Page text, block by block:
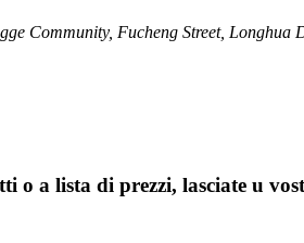
Community, Fucheng Street, Longhua
o a lista di prezzi, lasciate u